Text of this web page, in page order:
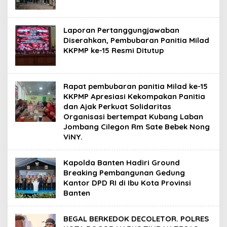
Laporan Pertanggungjawaban
Diserahkan, Pembubaran Panitia Milad
KKPMP ke-15 Resmi Ditutup
Rapat pembubaran panitia Milad ke-15
KKPMP Apresiasi Kekompakan Panitia
dan Ajak Perkuat Solidaritas
Organisasi bertempat Kubang Laban
Jombang Cilegon Rm Sate Bebek Nong
ViNY.
Kapolda Banten Hadiri Ground
Breaking Pembangunan Gedung
Kantor DPD RI di Ibu Kota Provinsi
Banten
BEGAL BERKEDOK DECOLETOR. POLRES